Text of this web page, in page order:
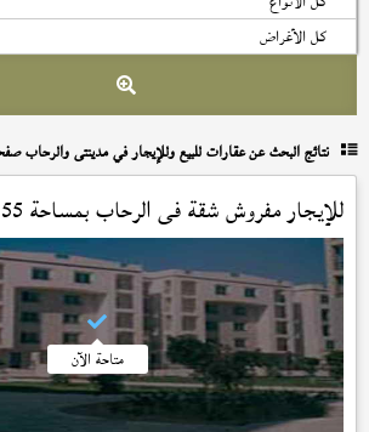
نتائج البحث عنعقارات للبيع وللإيجار في مدينتى والرحاب صفحة
للإيجار مفروش شقة فيالرحاببمساحة 155 م
متاحة الآن